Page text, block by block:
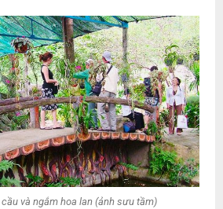
và ngắm hoa lan (ảnh sưu tầm)